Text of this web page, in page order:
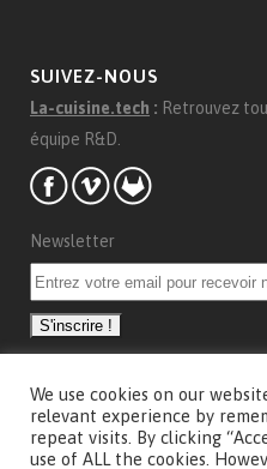
SUIVEZ-NOUS
La-cuisine.tech : Retrouvez
équipe R&D.
Newsletter
CONCEPTION
Conception et communication
We use cookies on our
relevant experience by
repeat visits. By clicking
use of ALL the cookies.